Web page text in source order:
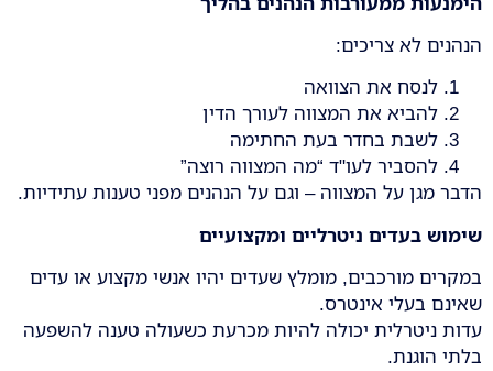
הנהנים לא צריכים:
לנסח את הצוואה
להביא את המצווה לעורך הדין
לשבת בחדר בעת החתימה
להסביר לעו"ד “מה המצווה רוצה”
הדבר מגן על המצווה – וגם על הנהנים מפני טענות עתידיות.
שימוש בעדים ניטרליים ומקצועיים
במקרים מורכבים, מומלץ שעדים יהיו אנשי מקצוע או עדים
שאינם בעלי אינטרס.
עדות ניטרלית יכולה להיות מכרעת כשעולה טענה להשפעה
בלתי הוגנת.